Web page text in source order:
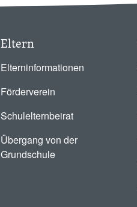
Eltern
Elterninformationen
Förderverein
Schulelternbeirat
Übergang von der
Grundschule